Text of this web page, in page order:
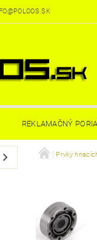
REKLAMAČNÝ
Prvky